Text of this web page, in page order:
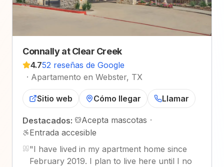
Connally at Clear Creek
4.752 reseñas de Google
· Apartamento en Webster, TX
Sitio web Cómo llegar Llamar
Destacados: Acepta mascotas ·
Entrada accesible
"I have lived in my apartment home since
February 2019. I plan to live here until I no